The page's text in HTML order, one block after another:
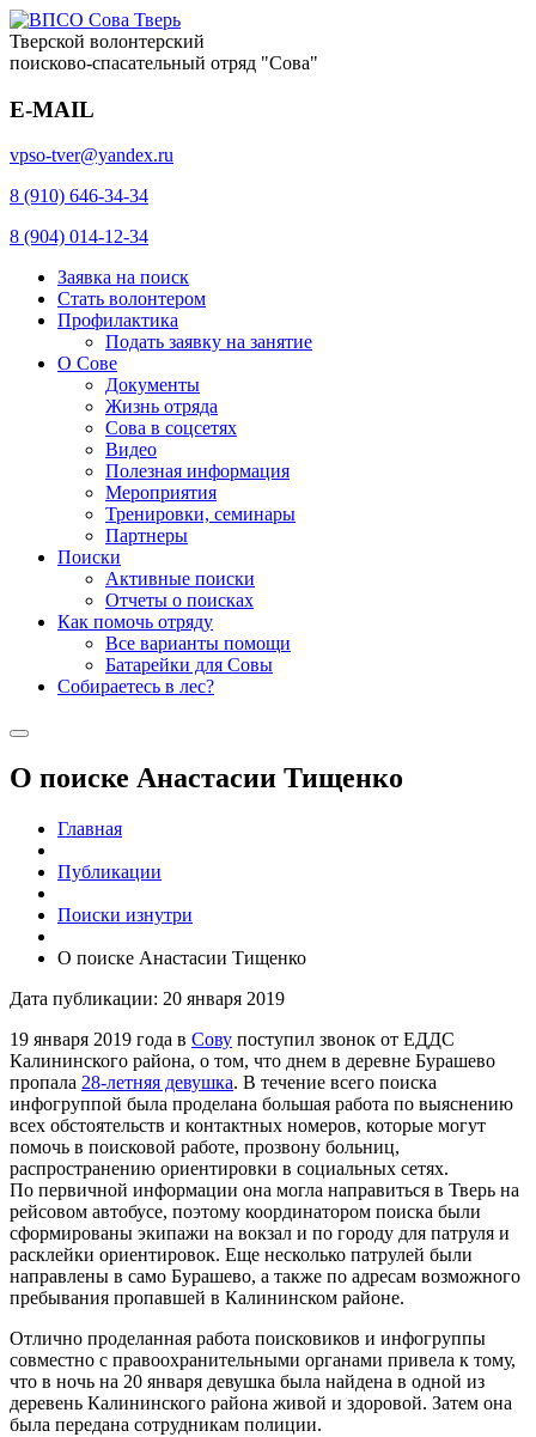
Тверской волонтерский
поисково-спасательный отряд "Сова"
E-MAIL
vpso-tver@yandex.ru
8 (910) 646-34-34
8 (904) 014-12-34
Заявка на поиск
Стать волонтером
Профилактика
Подать заявку на занятие
О Сове
Документы
Жизнь отряда
Сова в соцсетях
Видео
Полезная информация
Мероприятия
Тренировки, семинары
Партнеры
Поиски
Активные поиски
Отчеты о поисках
Как помочь отряду
Все варианты помощи
Батарейки для Совы
Собираетесь в лес?
О поиске Анастасии Тищенко
Главная
Публикации
Поиски изнутри
О поиске Анастасии Тищенко
Дата публикации: 20 января 2019
19 января 2019 года в Сову поступил звонок от ЕДДС
Калининского района, о том, что днем в деревне Бурашево
пропала 28-летняя девушка. В течение всего поиска
инфогруппой была проделана большая работа по выяснению
всех обстоятельств и контактных номеров, которые могут
помочь в поисковой работе, прозвону больниц,
распространению ориентировки в социальных сетях.
По первичной информации она могла направиться в Тверь на
рейсовом автобусе, поэтому координатором поиска были
сформированы экипажи на вокзал и по городу для патруля и
расклейки ориентировок. Еще несколько патрулей были
направлены в само Бурашево, а также по адресам возможного
пребывания пропавшей в Калининском районе.
Отлично проделанная работа поисковиков и инфогруппы
совместно с правоохранительными органами привела к тому,
что в ночь на 20 января девушка была найдена в одной из
деревень Калининского района живой и здоровой. Затем она
была передана сотрудникам полиции.